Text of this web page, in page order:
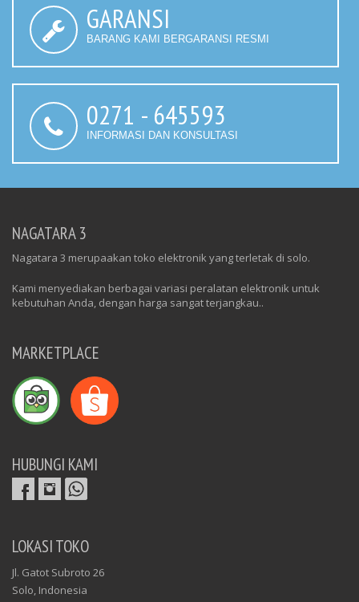
GARANSI
BARANG KAMI BERGARANSI RESMI
0271 - 645593
INFORMASI DAN KONSULTASI
NAGATARA 3
Nagatara 3 merupaakan toko elektronik yang terletak di solo.
Kami menyediakan berbagai variasi peralatan elektronik untuk
kebutuhan Anda, dengan harga sangat terjangkau..
MARKETPLACE
HUBUNGI KAMI
LOKASI TOKO
Jl. Gatot Subroto 26
Solo, Indonesia